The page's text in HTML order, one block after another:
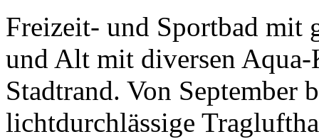
Freizeit- und Sportbad mit
und Alt mit diversen
Stadtrand. Von September
lichtdurchlässige